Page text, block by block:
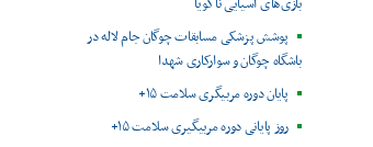
پوشش پزشکی مسابقات چوگان جام لاله در
باشگاه چوگان و سوارکاری شهدا
پایان دوره مربیگری سلامت ۱۵+
روز پایانی دوره مربیگیری سلامت ۱۵+